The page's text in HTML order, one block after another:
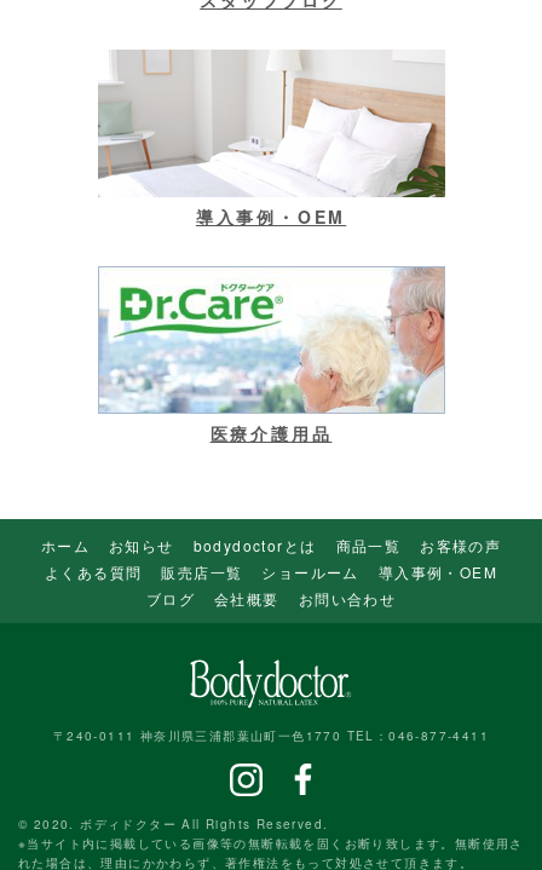
導入事例・OEM
医療介護用品
ホーム お知らせ bodydoctorとは 商品一覧
お客様の声
よくある質問
販売店一覧 ショールーム
導入事例・OEM
ブログ
会社概要 お問い合わせ
〒240-0111 神奈川県三浦郡葉山町一色1770 TEL：046-877-4411
© 2020. ボディドクター All Rights Reserved.
※当サイト内に掲載している画像等の無断転載を固くお断り致します。無断使用さ
れた場合は、理由にかかわらず、著作権法をもって対処させて頂きます。